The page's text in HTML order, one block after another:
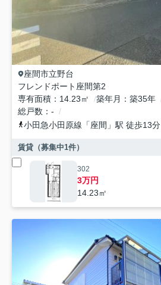
座間市立野台
フレンドポート座間第2
専有面積
14.23㎡ 築年月 築35年
総戸数
-
小田急小田原線 「座間 」駅 徒歩13分
賃貸（募集中1件）
302
3万円
14.23㎡